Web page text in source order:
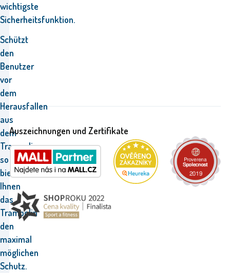
wichtigste
Sicherheitsfunktion.
Schützt
den
Benutzer
vor
dem
Herausfallen
aus
dem
Trampolin,
so
bietet
Ihnen
das
Trampolin
den
maximal
möglichen
Schutz.
Auszeichnungen und Zertifikate